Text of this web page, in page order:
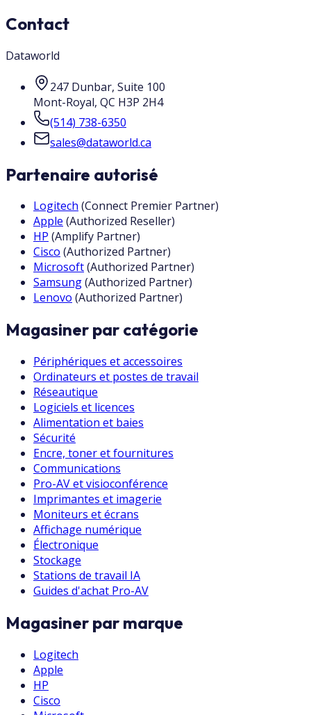
Contact
Dataworld
247 Dunbar, Suite 100
Mont-Royal, QC H3P 2H4
(514) 738-6350
sales@dataworld.ca
Partenaire autorisé
Logitech (Connect Premier Partner)
Apple (Authorized Reseller)
HP (Amplify Partner)
Cisco (Authorized Partner)
Microsoft(Authorized Partner)
Samsung(Authorized Partner)
Lenovo (Authorized Partner)
Magasiner par catégorie
Périphériques et accessoires
Ordinateurs et postes de travail
Réseautique
Logiciels et licences
Alimentation et baies
Sécurité
Encre, toner et fournitures
Communications
Pro-AV et visioconférence
Imprimantes et imagerie
Moniteurs et écrans
Affichage numérique
Électronique
Stockage
Stations de travail IA
Guides d'achat Pro-AV
Magasiner par marque
Logitech
Apple
HP
Cisco